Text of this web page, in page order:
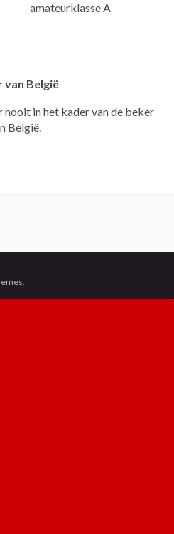
amateurklasse A
van België
in het kader van de beker
België.
.